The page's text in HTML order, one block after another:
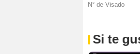
N° de Visado
Si te